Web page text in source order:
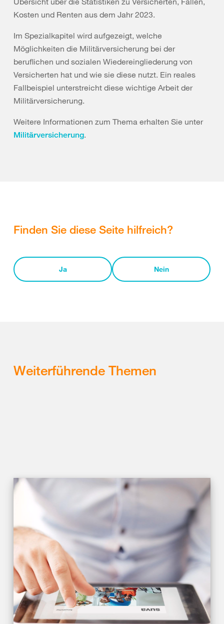
Kosten und Renten aus dem Jahr 2023.
Im Spezialkapitel wird aufgezeigt, welche
Möglichkeiten die Militärversicherung bei der
beruflichen und sozialen Wiedereingliederung von
Versicherten hat und wie sie diese nutzt. Ein reales
Fallbeispiel unterstreicht diese wichtige Arbeit der
Militärversicherung.
Weitere Informationen zum Thema erhalten Sie unter
Militärversicherung.
Finden Sie diese Seite hilfreich?
Ja Nein
Weiterführende Themen